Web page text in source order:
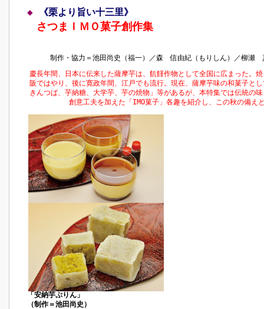
◆ 《栗より旨い十三里》
さつまＩＭＯ菓子創作集
制作・協力＝池田尚史（福一）／森 信由紀（もりしん）／柳瀬
慶長年間、日本に伝来した薩摩芋は、飢饉作物として全国に広まった。
阪ではやり、後に寛政年間、江戸でも流行。現在、薩摩芋味の和菓子と
きんつば、芋納糖、大学芋、芋の焼物」等があるが、本特集では伝統の
創意工夫を加えた「IMO菓子」各趣を紹介し、この秋の備え
「安納芋ぷりん」
（制作＝池田尚史）